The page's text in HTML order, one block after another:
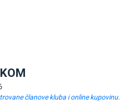
članove kluba i online kupovinu.